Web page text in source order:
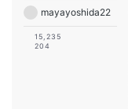
mayayoshida22
15,235
204